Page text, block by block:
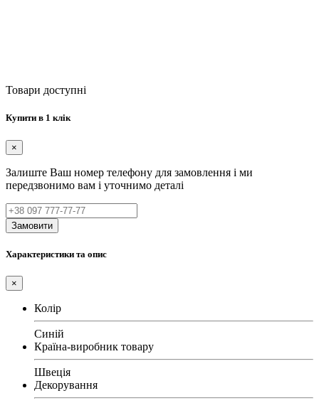
Товари доступні
Купити в 1 клік
×
Залиште Ваш номер телефону для замовлення і ми
передзвонимо вам і уточнимо деталі
Замовити
Характеристики та опис
×
Колір
Синій
Країна-виробник товару
Швеція
Декорування